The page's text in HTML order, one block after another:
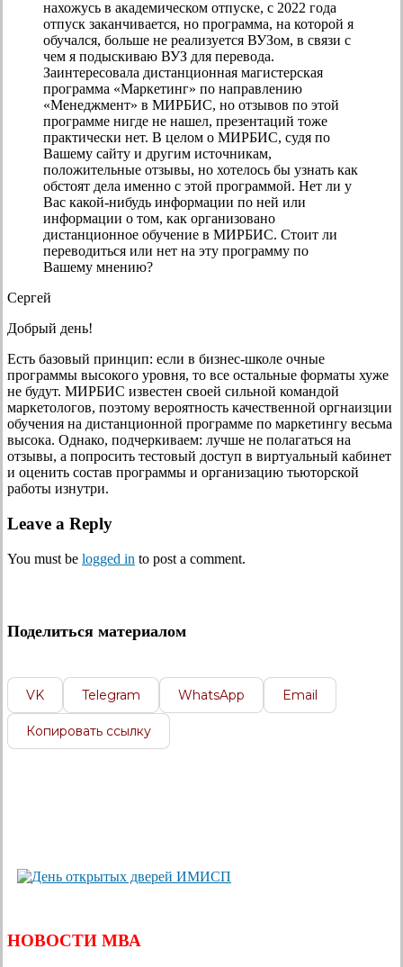
нахожусь в академическом отпуске, с 2022 года
отпуск заканчивается, но программа, на которой я
обучался, больше не реализуется ВУЗом, в связи с
чем я подыскиваю ВУЗ для перевода.
Заинтересовала дистанционная магистерская
программа «Маркетинг» по направлению
«Менеджмент» в МИРБИС, но отзывов по этой
программе нигде не нашел, презентаций тоже
практически нет. В целом о МИРБИС, судя по
Вашему сайту и другим источникам,
положительные отзывы, но хотелось бы узнать как
обстоят дела именно с этой программой. Нет ли у
Вас какой-нибудь информации по ней или
информации о том, как организовано
дистанционное обучение в МИРБИС. Стоит ли
переводиться или нет на эту программу по
Вашему мнению?
Сергей
Добрый день!
Есть базовый принцип: если в бизнес-школе очные
программы высокого уровня, то все остальные форматы хуже
не будут. МИРБИС известен своей сильной командой
маркетологов, поэтому вероятность качественной оргнаизции
обучения на дистанционной программе по маркетингу весьма
высока. Однако, подчеркиваем: лучше не полагаться на
отзывы, а попросить тестовый доступ в виртуальный кабинет
и оценить состав программы и организацию тьюторской
работы изнутри.
Leave a Reply
You must be logged in to post a comment.
Поделиться материалом
VK Telegram WhatsApp Email
Копировать ссылку
НОВОСТИ МВА